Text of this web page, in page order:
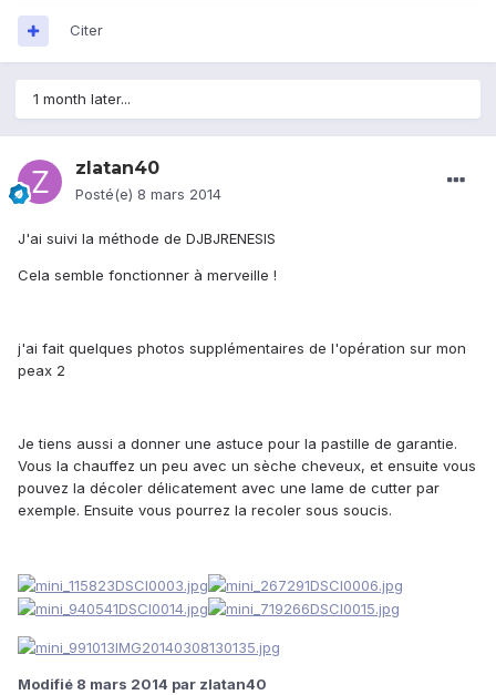
Citer
1 month later...
zlatan40
Posté(e) 8 mars 2014
J'ai suivi la méthode de DJBJRENESIS
Cela semble fonctionner à merveille !
j'ai fait quelques photos supplémentaires de l'opération sur mon
peax 2
Je tiens aussi a donner une astuce pour la pastille de garantie.
Vous la chauffez un peu avec un sèche cheveux, et ensuite vous
pouvez la décoler délicatement avec une lame de cutter par
exemple. Ensuite vous pourrez la recoler sous soucis.
Modifié 8 mars 2014 par zlatan40